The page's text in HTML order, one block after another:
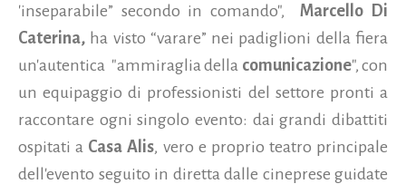
'inseparabile” secondo in comando", Marcello Di
Caterina, ha visto “varare” nei padiglioni della fiera
un'autentica "ammiraglia della comunicazione", con
un equipaggio di professionisti del settore pronti a
raccontare ogni singolo evento: dai grandi dibattiti
ospitati a Casa Alis, vero e proprio teatro principale
dell'evento seguito in diretta dalle cineprese guidate